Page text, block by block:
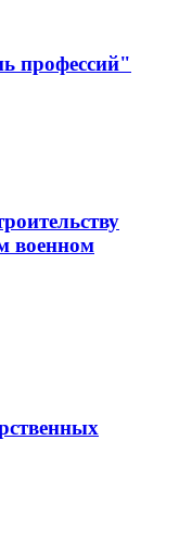
профессий"
военном